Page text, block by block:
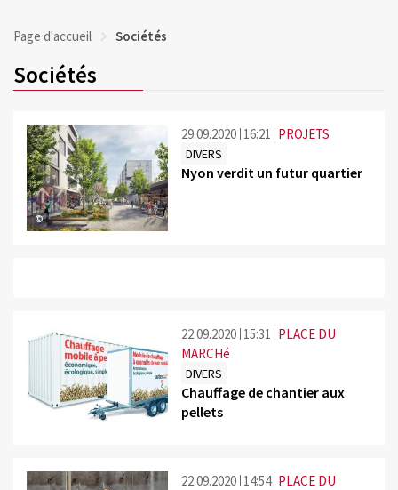
Page d'accueil Sociétés
Sociétés
©
29.09.2020 16:21 PROJETS
DIVERS
Nyon verdit un futur quartier
22.09.2020 15:31
PLACE DU
MARCHé
DIVERS
Chauffage de chantier aux
pellets
22.09.2020 14:54 PLACE DU